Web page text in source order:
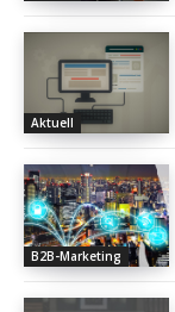
Aktuell
B2B-Marketing